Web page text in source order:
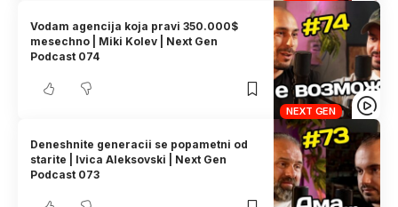
NEXT GEN
Vodam agencija koja pravi 350.000$
mesechno | Miki Kolev | Next Gen
Podcast 074
Deneshnite generacii se popametni od
starite | Ivica Aleksovski | Next Gen
Podcast 073